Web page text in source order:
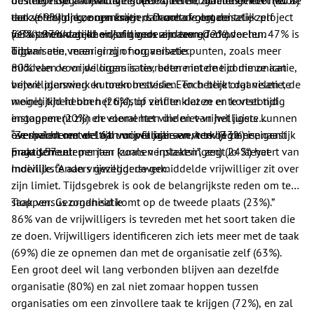
taak (69%) die ze opnemen dan met de organisatie zelf
(63%). 97% van de vrijwilligers zijn tevreden over hun
organisatie, maar er zijn nog verbeterpunten, zoals meer
middelen voor de organisatie, betere interne communicatie,
betere planning en toekomstvisie. Een betere organisatie, de
mogelijkheid om het tijdstip zelf te kiezen en kortstondig
engagement zijn de elementen die niet-vrijwilligers kunnen
overhalen om wel aan vrijwilligerswerk te beginnen.
Engagement
een vereniging, organisatie, school of gemeentelijk project
51% schenkt geld en/of goederen aan goede doelen. 47% is
lid van een vereniging of organisatie.
dat ze hierbij kunnen krijgen. Daarna volgt de
verantwoordelijkheidszin voor anderen (72%).
Tijd
80% van de vrijwilligers is tevreden met de tijd die ze aan
vrijwilligerswerk kunnen besteden. Toch blijkt dat velen te
weinig tijd hebben (26%), of vinden dat ze er te veel tijd
instoppen (20%) en vooral het vinden van het juiste
evenwicht met de tijd voor familie en werk (33%) is, naast
praktische elementen (zoals verplaatsingen) (24%) het
moeilijkste aan vrijwilligerswerk.
“Ze spenderen er 161 uur per jaar aan, terwijl ze er eigenlijk
maar 157 uur per jaar kunnen insteken”, zegt Jo Steyaert van
Indiville. “Anders gezegd: de gemiddelde vrijwilliger zit over
zijn limiet. Tijdsgebrek is ook de belangrijkste reden om te
stoppen. Gezondheid komt op de tweede plaats (23%).”
Taak versus organisatie
86% van de vrijwilligers is tevreden met het soort taken die
ze doen. Vrijwilligers identificeren zich iets meer met de taak
(69%) die ze opnemen dan met de organisatie zelf (63%).
Een groot deel wil lang verbonden blijven aan dezelfde
organisatie (80%) en zal niet zomaar hoppen tussen
organisaties om een zinvollere taak te krijgen (72%), en zal